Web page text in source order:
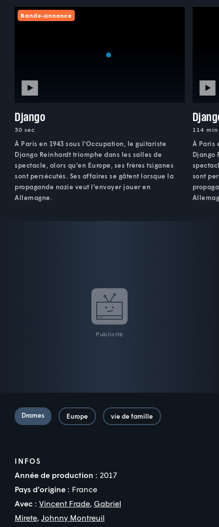
Bande-annonce
Django
30 sec
À Paris en 1943 sous l'Occupation, le guitariste
Django Reinhardt triomphe dans les salles de
spectacle, alors qu'en Europe, ses frères tsiganes
sont persécutés. Ses affaires se gâtent lorsque la
propagande nazie veut l'envoyer jouer en
Allemagne.
114 min
À Paris
Django
sont
Publicité
Drames Europe vie de famille
INFOS
Année de production : 2017
Pays d’origine : France
Avec : Vincent Frade, Gabriel
Mirete, Johnny Montreuil